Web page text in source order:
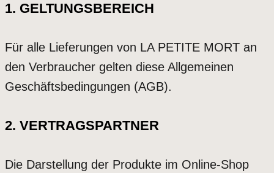
1. GELTUNGSBEREICH
Für alle Lieferungen von LA PETITE MORT an
den Verbraucher gelten diese Allgemeinen
Geschäftsbedingungen (AGB).
2. VERTRAGSPARTNER
Die Darstellung der Produkte im Online-Shop